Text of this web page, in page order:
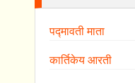
पद्मावती माता
कार्तिकेय आरती